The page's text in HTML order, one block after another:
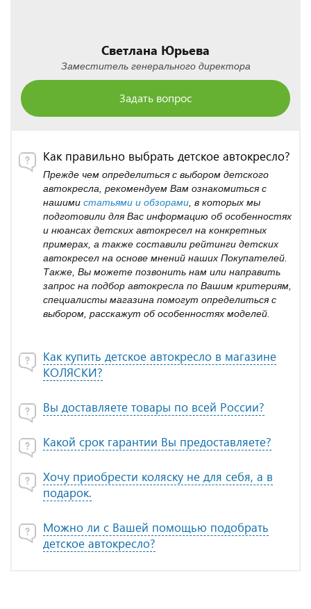
Светлана Юрьева
Заместитель генерального директора
Задать вопрос
Как правильно выбрать детское автокресло?
Прежде чем определиться с выбором детского
автокресла, рекомендуем Вам ознакомиться с
нашими статьями и обзорами , в которых мы
подготовили для Вас информацию об особенностях
и нюансах детских автокресел на конкретных
примерах, а также составили рейтинги детских
автокресел на основе мнений наших Покупателей.
Также, Вы можете позвонить нам или направить
запрос на подбор автокресла по Вашим критериям,
специалисты магазина помогут определиться с
выбором, расскажут об особенностях моделей.
Как купить детское автокресло в магазине
КОЛЯСКИ?
Вы доставляете товары по всей России?
Какой срок гарантии Вы предоставляете?
Хочу приобрести коляску не для себя, а в
подарок.
Можно ли с Вашей помощью подобрать
детское автокресло?